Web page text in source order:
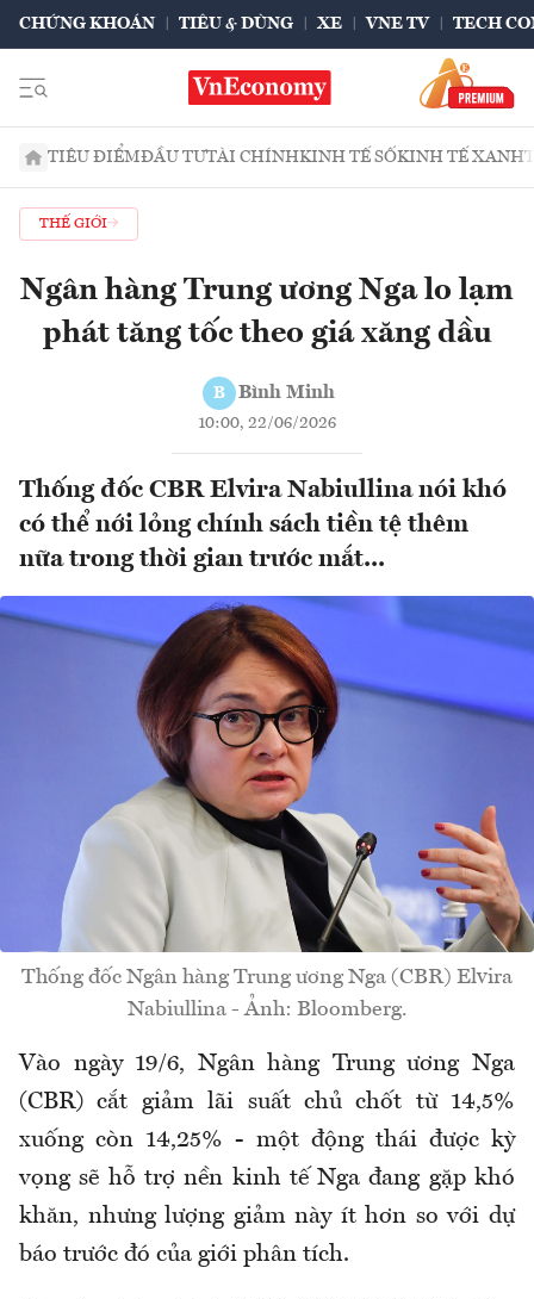
CHỨNG KHOÁN TIÊU & DÙNG XE VNE TV TECH
TIÊU ĐIỂMĐẦU TƯTÀI CHÍNHKINH TẾ SỐKINH TẾ XANH
THẾ GIỚI
Ngân hàng Trung ương Nga lo lạm
phát tăng tốc theo giá xăng dầu
B Bình Minh
10:00, 22/06/2026
Thống đốc CBR Elvira Nabiullina nói khó
có thể nới lỏng chính sách tiền tệ thêm
nữa trong thời gian trước mắt...
Thống đốc Ngân hàng Trung ương Nga (CBR) Elvira
Nabiullina - Ảnh: Bloomberg.
Vào ngày 19/6, Ngân hàng Trung ương Nga
(CBR) cắt giảm lãi suất chủ chốt từ 14,5%
xuống còn 14,25% - một động thái được kỳ
vọng sẽ hỗ trợ nền kinh tế Nga đang gặp khó
khăn, nhưng lượng giảm này ít hơn so với dự
báo trước đó của giới phân tích.